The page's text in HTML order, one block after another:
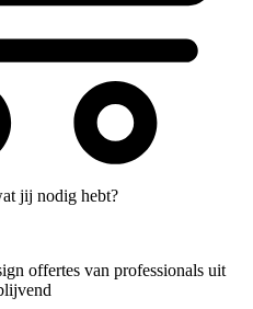
jij nodig hebt?
offertes van professionals uit